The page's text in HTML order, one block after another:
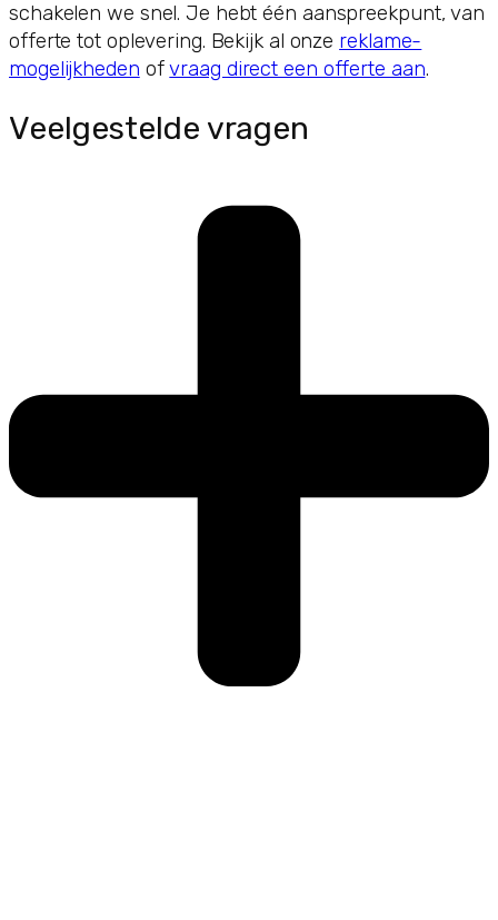
schakelen we snel. Je hebt één aanspreekpunt, van
offerte tot oplevering. Bekijk al onze reklame-
mogelijkheden ofvraag direct een offerte aan.
Veelgestelde vragen